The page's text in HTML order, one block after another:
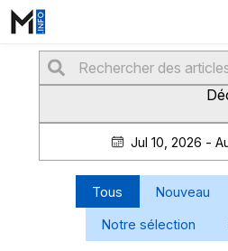
Jul 10, 2026 -
Tous Nouveau
Notre sélection